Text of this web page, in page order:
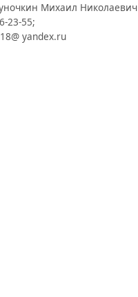
Михаил Николаевич
23-55;
yandex.ru